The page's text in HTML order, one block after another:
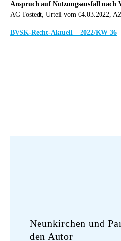
Anspruch auf Nutzungsausfall nach
AG Tostedt, Urteil vom 04.03.2022,
BVSK-Recht-Aktuell – 2022/KW 36
Neunkirchen und
den Autor